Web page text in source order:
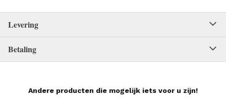
Levering
Betaling
Andere producten die mogelijk iets voor u zijn!